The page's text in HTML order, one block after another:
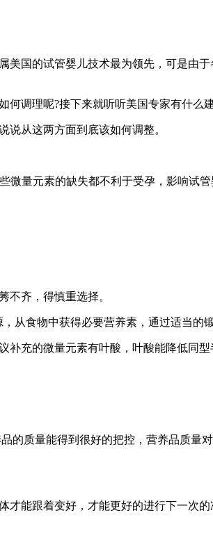
国的试管婴儿技术最为领先，可是由于
调理呢?接下来就听听美国专家有什么建
从这两方面到底该如何调整。
量元素的缺失都不利于受孕，影响试管
不齐，得慎重选择。
从食物中获得必要营养素，通过适当的
补充的微量元素有叶酸，叶酸能降低同
的质量能得到很好的把控，营养品质量
能跟着变好，才能更好的进行下一次